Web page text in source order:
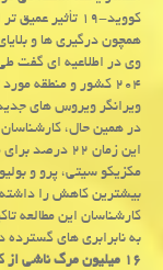
کووید-۱۹ تأثیر
همچون درگیری ها و
۲۰۴ کشور و منطقه
ویرانگر ویروس های
این زمان ۲۲ درصد برای مردان و ۱۷ درصد برای زنان افزایش پیدا کرده است.
مکزیکو سیتی، پرو و
بیشترین کاهش را
کارشناسان این مطالعه
به نابرابری های
۱۶ میلیون مرگ ناشی از کووید